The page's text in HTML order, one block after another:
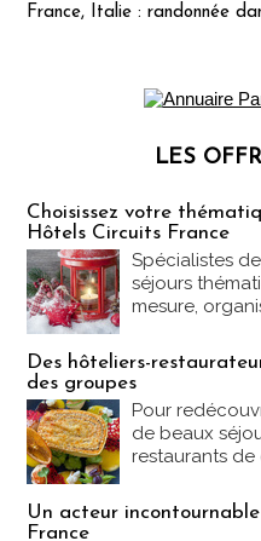
France, Italie : randonnée
LES
Choisissez votre
Hôtels Circuits France
Spécialistes
séjours
mesure,
Des hôteliers-
des groupes
Pour
de beaux
restaurants de
Un acteur
France